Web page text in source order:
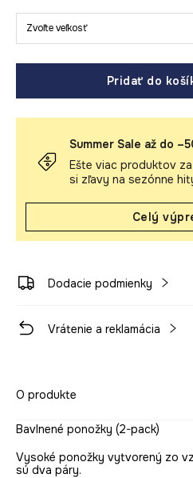
Zvoľte veľkosť
Pridať do
Summer Sale až do
Ešte viac produktov
si zľavy na sezónne
Celý
Dodacie podmienky
Vrátenie a reklamácia
O produkte
Bavlnené ponožky (2-pack)
Vysoké ponožky vytvorený zo
sú dva páry.